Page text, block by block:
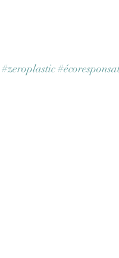
#zeroplastic